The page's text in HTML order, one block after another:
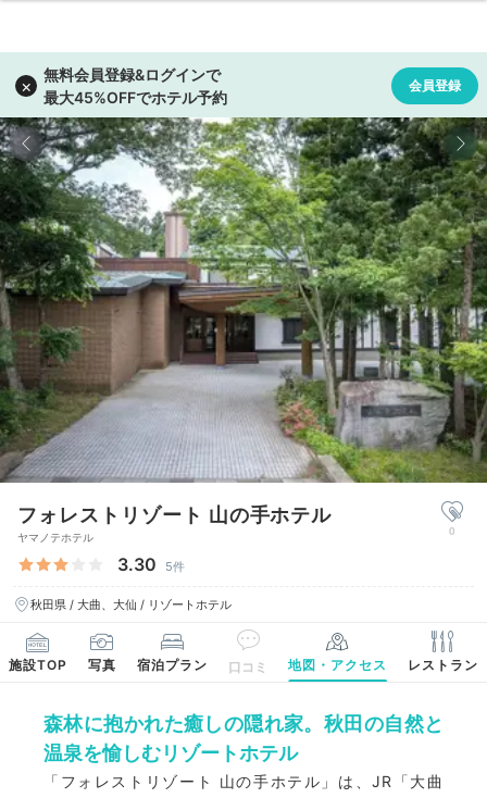
フォレストリゾート 山の手ホテル
ヤマノテホテル
3.30 5件
秋田県 / 大曲、大仙 / リゾートホテル
0
施設TOP 写真 宿泊プラン 口コミ 地図・アクセス レストラン
森林に抱かれた癒しの隠れ家。秋田の自然と
温泉を愉しむリゾートホテル
「フォレストリゾート 山の手ホテル」は、JR「大曲